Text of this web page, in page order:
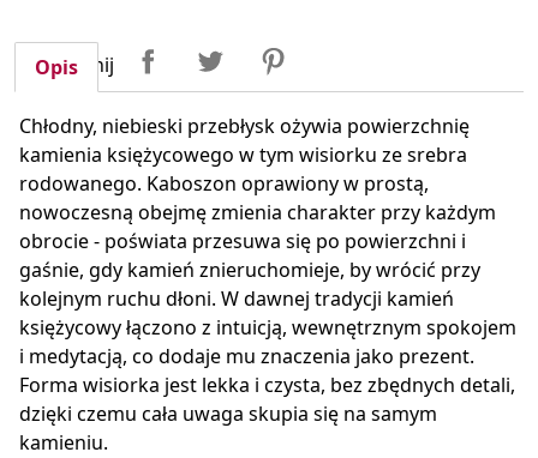
Udostępnij UdostępnijTweetuj
Opis
Chłodny, niebieski przebłysk ożywia powierzchnię
kamienia księżycowego w tym wisiorku ze srebra
rodowanego. Kaboszon oprawiony w prostą,
nowoczesną obejmę zmienia charakter przy każdym
obrocie - poświata przesuwa się po powierzchni i
gaśnie, gdy kamień znieruchomieje, by wrócić przy
kolejnym ruchu dłoni. W dawnej tradycji kamień
księżycowy łączono z intuicją, wewnętrznym spokojem
i medytacją, co dodaje mu znaczenia jako prezent.
Forma wisiorka jest lekka i czysta, bez zbędnych detali,
dzięki czemu cała uwaga skupia się na samym
kamieniu.